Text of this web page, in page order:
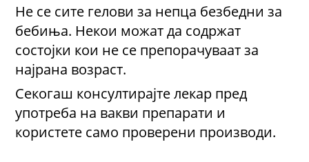
Не се сите гелови за непца безбедни за
бебиња. Некои можат да содржат
состојки кои не се препорачуваат за
најрана возраст.
Секогаш консултирајте лекар пред
употреба на вакви препарати и
користете само проверени производи.